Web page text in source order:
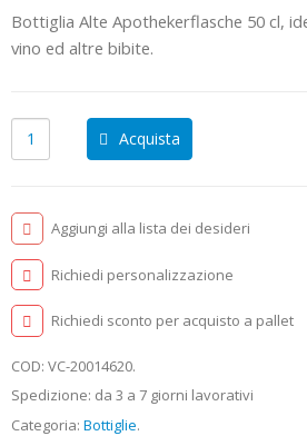
Bottiglia Alte Apothekerflasche 50 cl,
vino ed altre bibite.
Acquista
Aggiungi alla lista dei desideri
Richiedi personalizzazione
Richiedi sconto per acquisto a pallet
COD: VC-20014620.
Spedizione: da 3 a 7 giorni lavorativi
Categoria: Bottiglie.